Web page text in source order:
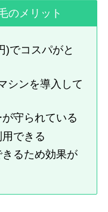
のメリット
)でコスパがと
シンを導入して
守られている
できる
るため効果が